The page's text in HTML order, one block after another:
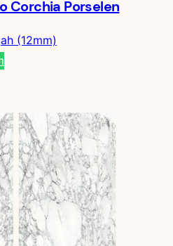
Corchia Porselen
(12mm)